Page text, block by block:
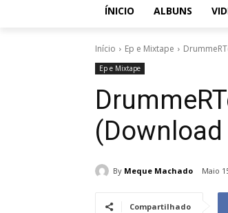
ÍNICIO ALBUNS
Início Ep e Mixtape
Ep e Mixtape
By Meque Machado Maio
Compartilhado